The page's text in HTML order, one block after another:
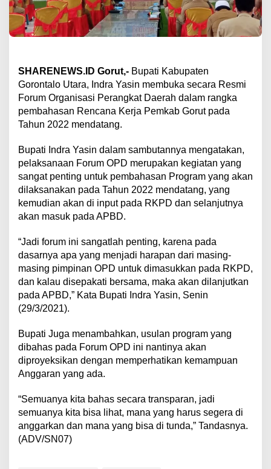
SHARENEWS.ID Gorut,- Bupati Kabupaten
Gorontalo Utara, Indra Yasin membuka secara Resmi
Forum Organisasi Perangkat Daerah dalam rangka
pembahasan Rencana Kerja Pemkab Gorut pada
Tahun 2022 mendatang.
Bupati Indra Yasin dalam sambutannya mengatakan,
pelaksanaan Forum OPD merupakan kegiatan yang
sangat penting untuk pembahasan Program yang akan
dilaksanakan pada Tahun 2022 mendatang, yang
kemudian akan di input pada RKPD dan selanjutnya
akan masuk pada APBD.
“Jadi forum ini sangatlah penting, karena pada
dasarnya apa yang menjadi harapan dari masing-
masing pimpinan OPD untuk dimasukkan pada RKPD,
dan kalau disepakati bersama, maka akan dilanjutkan
pada APBD,” Kata Bupati Indra Yasin, Senin
(29/3/2021).
Bupati Juga menambahkan, usulan program yang
dibahas pada Forum OPD ini nantinya akan
diproyeksikan dengan memperhatikan kemampuan
Anggaran yang ada.
“Semuanya kita bahas secara transparan, jadi
semuanya kita bisa lihat, mana yang harus segera di
anggarkan dan mana yang bisa di tunda,” Tandasnya.
(ADV/SN07)